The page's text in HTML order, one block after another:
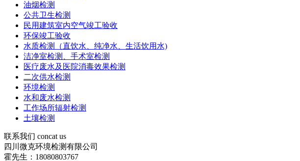
油烟检测
公共卫生检测
民用建筑室内空气竣工验收
环保竣工验收
水质检测（直饮水、纯净水、生活饮用水)
洁净室检测、手术室检测
医疗废水及医院消毒效果检测
二次供水检测
环境检测
水和废水检测
工作场所辐射检测
土壤检测
联系我们 concat us
四川微克环境检测有限公司
霍先生：18080803767